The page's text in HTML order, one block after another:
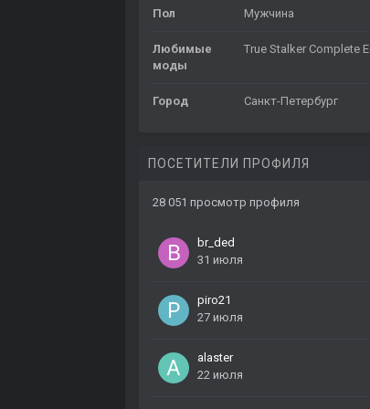
Пол Мужчина
Любимые
моды
True Stalker Complete
Город Санкт-Петербург
ПОСЕТИТЕЛИ ПРОФИЛЯ
28 051 просмотр профиля
br_ded
31 июля
piro21
27 июля
alaster
22 июля